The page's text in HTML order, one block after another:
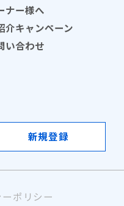
ナー様へ
介キャンペーン
い合わせ
新規登録
ポリシー